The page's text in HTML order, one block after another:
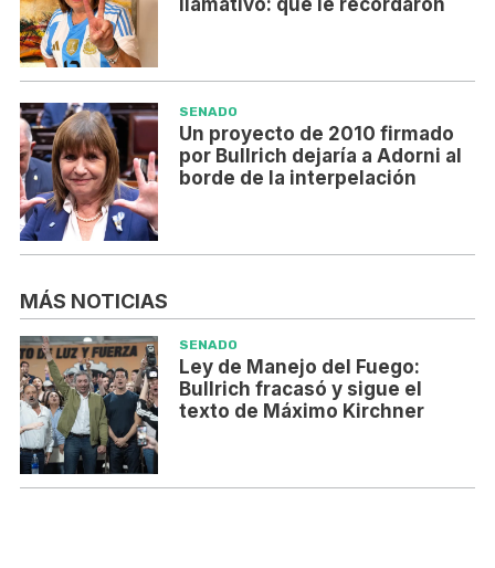
llamativo: qué le recordaron
SENADO
Un proyecto de 2010 firmado
por Bullrich dejaría a Adorni al
borde de la interpelación
MÁS NOTICIAS
SENADO
Ley de Manejo del Fuego:
Bullrich fracasó y sigue el
texto de Máximo Kirchner